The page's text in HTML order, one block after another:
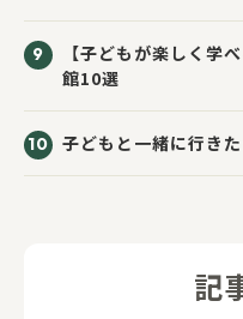
【子どもが楽しく学
館10選
子どもと一緒に行き
記